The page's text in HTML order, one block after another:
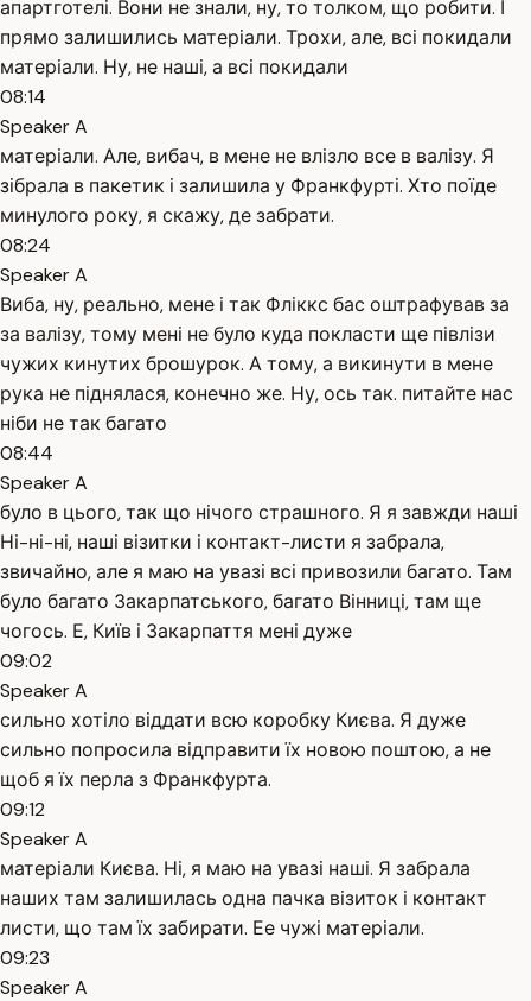
апартготелі. Вони не знали, ну, то толком, що робити. І
прямо залишились матеріали. Трохи, але, всі покидали
матеріали. Ну, не наші, а всі покидали
08:14
Speaker A
матеріали. Але, вибач, в мене не влізло все в валізу. Я
зібрала в пакетик і залишила у Франкфурті. Хто поїде
минулого року, я скажу, де забрати.
08:24
Speaker A
Виба, ну, реально, мене і так Фліккс бас оштрафував за
за валізу, тому мені не було куда покласти ще півлізи
чужих кинутих брошурок. А тому, а викинути в мене
рука не піднялася, конечно же. Ну, ось так. питайте нас
ніби не так багато
08:44
Speaker A
було в цього, так що нічого страшного. Я я завжди наші
Ні-ні-ні, наші візитки і контакт-листи я забрала,
звичайно, але я маю на увазі всі привозили багато. Там
було багато Закарпатського, багато Вінниці, там ще
чогось. Е, Київ і Закарпаття мені дуже
09:02
Speaker A
сильно хотіло віддати всю коробку Києва. Я дуже
сильно попросила відправити їх новою поштою, а не
щоб я їх перла з Франкфурта.
09:12
Speaker A
матеріали Києва. Ні, я маю на увазі наші. Я забрала
наших там залишилась одна пачка візиток і контакт
листи, що там їх забирати. Ее чужі матеріали.
09:23
Speaker A